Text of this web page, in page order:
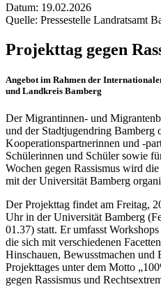
Datum: 19.02.2026
Quelle: Pressestelle Landratsamt
Projekttag gegen
Angebot im Rahmen der
und Landkreis Bamberg
Der Migrantinnen- und
und der Stadtjugendring Bamberg
Kooperationspartnerinnen und -
Schülerinnen und Schüler sowie
Wochen gegen Rassismus wird
mit der Universität Bamberg
Der Projekttag findet am Freitag,
Uhr in der Universität Bamberg
01.37) statt. Er umfasst
die sich mit verschiedenen
Hinschauen, Bewusstmachen und
Projekttages unter dem Motto
gegen Rassismus und